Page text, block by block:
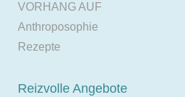
VORHANG AUF
Anthroposophie
Rezepte
Reizvolle Angebote